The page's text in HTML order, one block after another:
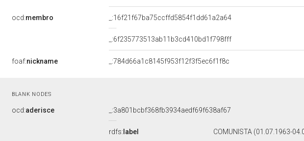
ocd:membro _:16f21f67ba75ccffd5854f1dd61a2a64
_:6f235773513ab11b3cd410bd1f798fff
foaf:nickname _:784d66a1c8145f953f12f3f5ec6f1f8c
BLANK NODES
ocd:aderisce _:3a801bcbf368fb3934aedf69f638af67
rdfs: label COMUNISTA (01.07.1963-